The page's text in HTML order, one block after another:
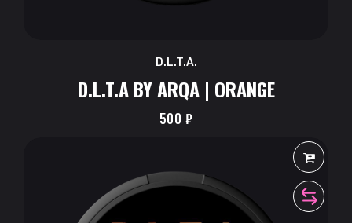
D.L.T.A.
D.L.T.A BY ARQA | ORANGE
500 ₽